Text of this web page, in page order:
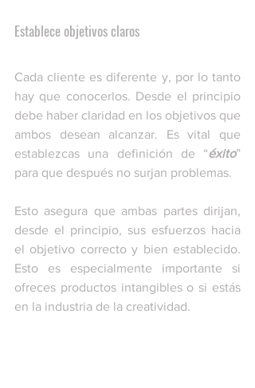
Establece objetivos claros
Cada cliente es diferente y, por lo tanto
hay que conocerlos. Desde el principio
debe haber claridad en los objetivos que
ambos desean alcanzar. Es vital que
establezcas una definición de “éxito”
para que después no surjan problemas.
Esto asegura que ambas partes dirijan,
desde el principio, sus esfuerzos hacia
el objetivo correcto y bien establecido.
Esto es especialmente importante si
ofreces productos intangibles o si estás
en la industria de la creatividad.